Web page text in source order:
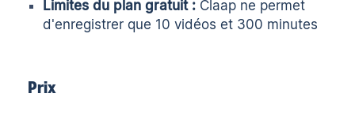
Limites du plan gratuit : Claap ne permet
d'enregistrer que 10 vidéos et 300 minutes
Prix